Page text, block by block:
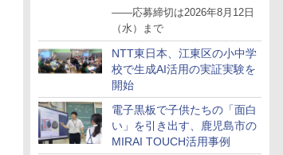
抽選で5名様にプレゼント
――応募締切は2026年8月12日
（水）まで
NTT東日本、江東区の小中学
校で生成AI活用の実証実験を
開始
電子黒板で子供たちの「面白
い」を引き出す、鹿児島市の
MIRAI TOUCH活用事例